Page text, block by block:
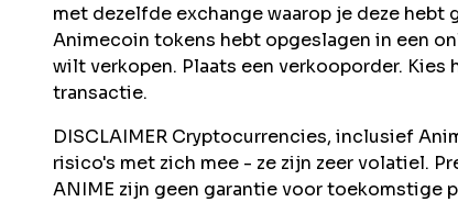
met dezelfde exchange waarop je deze
Animecoin tokens hebt opgeslagen in een
wilt verkopen. Plaats een verkooporder.
transactie.
DISCLAIMER Cryptocurrencies, inclusief
risico's met zich mee - ze zijn zeer volatiel.
ANIME zijn geen garantie voor toekomstige